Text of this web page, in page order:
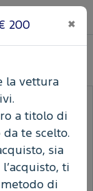
2wd
200 ×
la vettura
a titolo di
te scelto.
sia
ti
di